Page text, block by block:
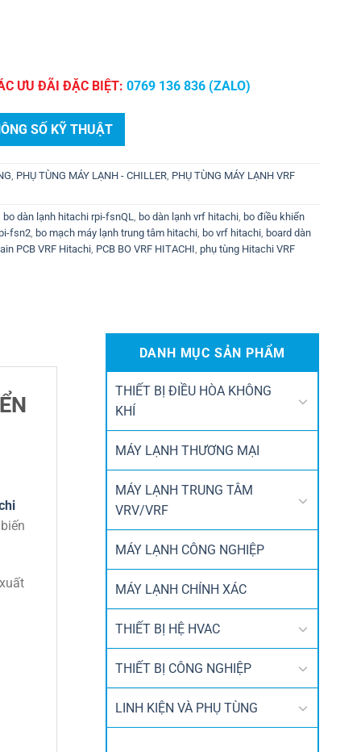
ƯU ĐÃI ĐẶC BIỆT: 0769 136 836 (ZALO)
SỐ KỸ THUẬT
PHỤ TÙNG MÁY LẠNH - CHILLER PHỤ TÙNG MÁY LẠNH VRF
bo dàn lạnh hitachi rpi-fsnQL bo dàn lạnh vrf hitachi bo điều khiển
fsn2 bo mạch máy lạnh trung tâm hitachi bo vrf hitachi board dàn
PCB VRF Hitachi PCB BO VRF HITACHI phụ tùng Hitachi VRF
DANH MỤC SẢN PHẨM
THIẾT BỊ ĐIỀU HÒA KHÔNG
KHÍ
MÁY LẠNH THƯƠNG MẠI
MÁY LẠNH TRUNG TÂM
VRV/VRF
MÁY LẠNH CÔNG NGHIỆP
MÁY LẠNH CHÍNH XÁC
THIẾT BỊ HỆ HVAC
THIẾT BỊ CÔNG NGHIỆP
LINH KIỆN VÀ PHỤ TÙNG